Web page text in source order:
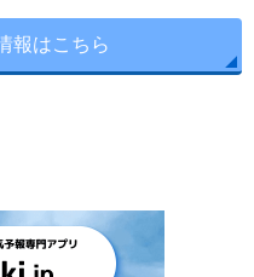
報はこちら